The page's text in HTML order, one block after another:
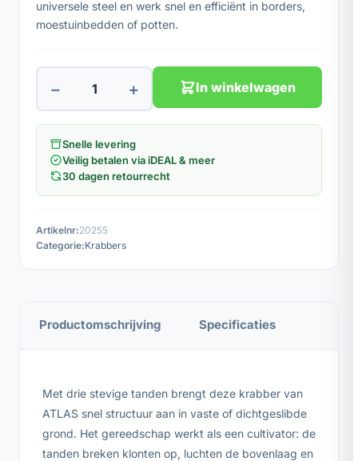
universele steel en werk snel en efficiënt in borders,
moestuinbedden of potten.
− + In winkelwagen
Snelle levering
Veilig betalen via iDEAL & meer
30 dagen retourrecht
Artikelnr:20255
Categorie:Krabbers
Productomschrijving Specificaties
Met drie stevige tanden brengt deze krabber van
ATLAS snel structuur aan in vaste of dichtgeslibde
grond. Het gereedschap werkt als een cultivator: de
tanden breken klonten op, luchten de bovenlaag en